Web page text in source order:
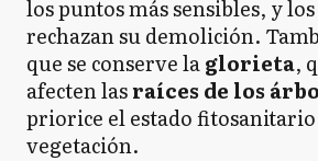
los puntos más sensibles, y
rechazan su demolición.
que se conserve laglorieta,
afecten lasraíces de los
priorice el estado fitosanitario
vegetación.